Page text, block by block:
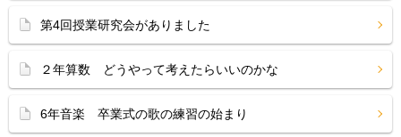
第4回授業研究会がありました
２年算数 どうやって考えたらいいのかな
6年音楽 卒業式の歌の練習の始まり